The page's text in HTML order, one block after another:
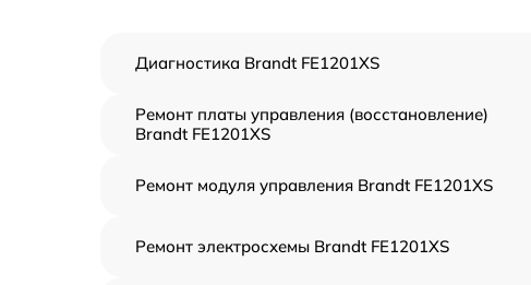
Диагностика Brandt FE1201XS
Ремонт платы управления (восстановление)
Brandt FE1201XS
Ремонт модуля управления Brandt FE1201XS
Ремонт электросхемы Brandt FE1201XS